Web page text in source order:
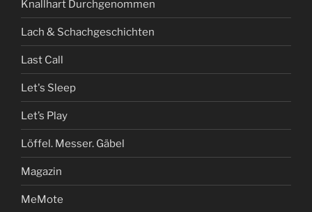
Knallhart Durchgenommen
Lach & Schachgeschichten
Last Call
Let's Sleep
Let’s Play
Löffel. Messer. Gäbel
Magazin
MeMote